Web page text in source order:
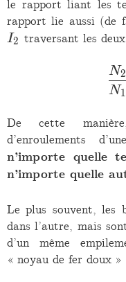
le rapport liant les
rapport lie aussi (de
I2 traversant les
N1
N2
De cette
d’enroulements
n’importe quelle
n’importe quelle
Le plus souvent, les
dans l’autre, mais
d’un même
« noyau de fer doux »